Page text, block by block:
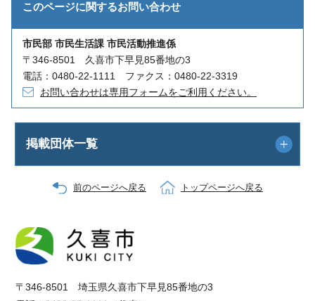
このページに関するお問い合わせ
市民部 市民生活課 市民活動推進係
〒346-8501 久喜市下早見85番地の3
電話：0480-22-1111 ファクス：0480-22-3319
お問い合わせは専用フォームをご利用ください。
掲載団体一覧
前のページへ戻る トップページへ戻る
〒346-8501 埼玉県久喜市下早見85番地の3